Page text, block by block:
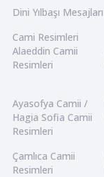
Dini Yılbaşı Mesajları
Cami Resimleri
Alaeddin Camii
Resimleri
Ayasofya Camii /
Hagia Sofia Camii
Resimleri
Çamlıca Camii
Resimleri